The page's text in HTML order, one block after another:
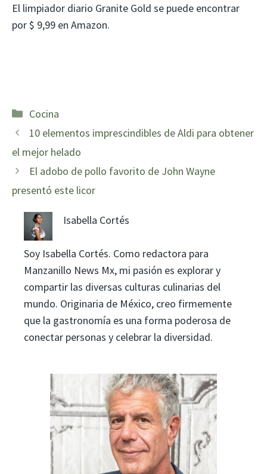
El limpiador diario Granite Gold se puede encontrar
por $ 9,99 en Amazon.
Categorías
Cocina
10 elementos imprescindibles de Aldi para obtener
el mejor helado
El adobo de pollo favorito de John Wayne
presentó este licor
Isabella Cortés
Soy Isabella Cortés. Como redactora para
Manzanillo News Mx, mi pasión es explorar y
compartir las diversas culturas culinarias del
mundo. Originaria de México, creo firmemente
que la gastronomía es una forma poderosa de
conectar personas y celebrar la diversidad.